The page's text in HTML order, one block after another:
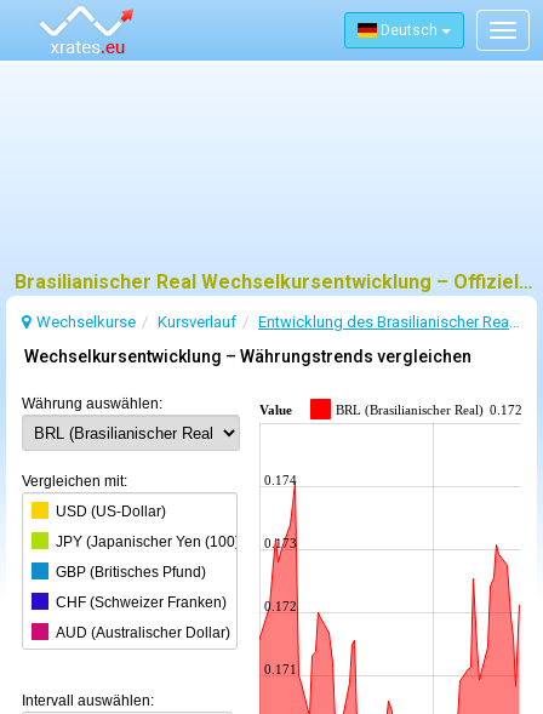
Deutsch
Brasilianischer Real Wechselkursentwicklung – Offizielle EZB-Daten und Trends
Wechselkurse Kursverlauf Entwicklung des Brasilianischer Real-Wechselkurses
Wechselkursentwicklung – Währungstrends vergleichen
Währung auswählen:
Vergleichen mit:
USD (US-Dollar)
JPY (Japanischer Yen (100))
GBP (Britisches Pfund)
CHF (Schweizer Franken)
AUD (Australischer Dollar)
CNY (Chinesischer Yuan)
Intervall auswählen:
Value BRL (Brasilianischer Real) 0.172132
0.171
0.172
0.173
0.174